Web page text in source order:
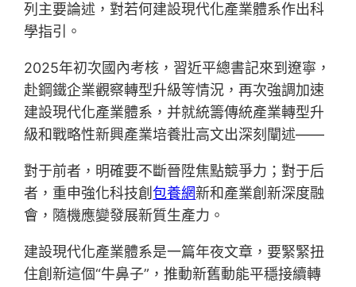
列主要論述，對若何建設現代化產業體系作出科
學指引。
2025年初次國內考核，習近平總書記來到遼寧，
赴鋼鐵企業觀察轉型升級等情況，再次強調加速
建設現代化產業體系，并就統籌傳統產業轉型升
級和戰略性新興產業培養壯高文出深刻闡述——
對于前者，明確要不斷晉陞焦點競爭力；對于后
者，重申強化科技創包養網新和產業創新深度融
會，隨機應變發展新質生產力。
建設現代化產業體系是一篇年夜文章，要緊緊扭
住創新這個“牛鼻子”，推動新舊動能平穩接續轉